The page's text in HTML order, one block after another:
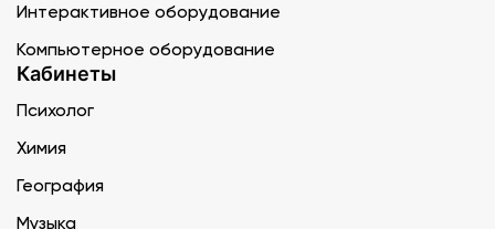
Интерактивное оборудование
Компьютерное оборудование
Кабинеты
Психолог
Химия
География
Музыка